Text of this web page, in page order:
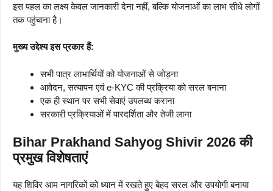
इस पहल का लक्ष्य केवल जानकारी देना नहीं, बल्कि योजनाओं का लाभ सीधे लोगों
तक पहुंचाना है।
मुख्य उद्देश्य इस प्रकार हैं:
सभी पात्र लाभार्थियों को योजनाओं से जोड़ना
आवेदन, सत्यापन एवं e-KYC की प्रक्रिया को सरल बनाना
एक ही स्थान पर सभी सेवाएं उपलब्ध कराना
सरकारी प्रक्रियाओं में पारदर्शिता और तेजी लाना
Bihar Prakhand Sahyog Shivir 2026 की
प्रमुख विशेषताएं
यह शिविर आम नागरिकों को ध्यान में रखते हुए बेहद सरल और उपयोगी बनाया